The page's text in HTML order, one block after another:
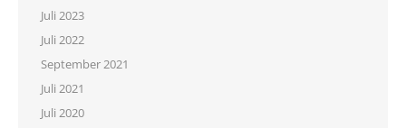
Juli 2023
Juli 2022
September 2021
Juli 2021
Juli 2020